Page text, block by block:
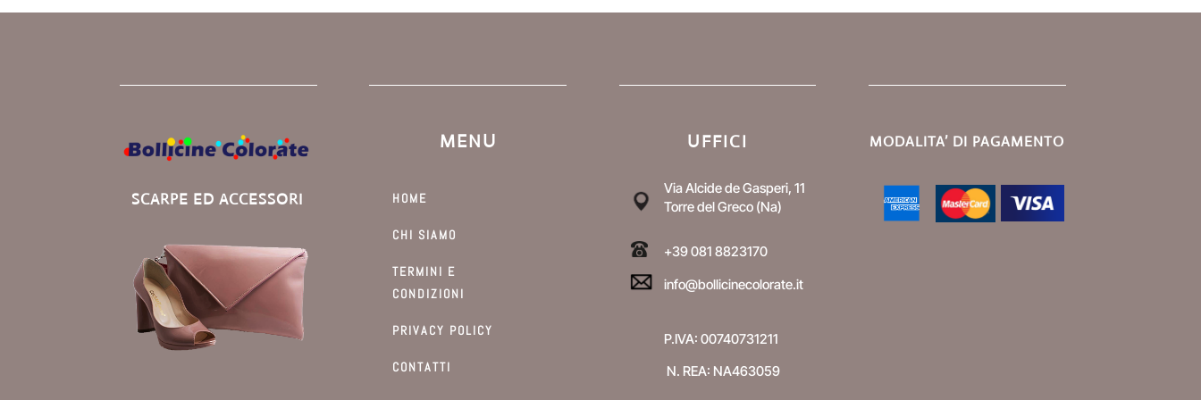
SCARPE ED ACCESSORI
MENU
HOME
CHI SIAMO
TERMINI E
CONDIZIONI
PRIVACY POLICY
CONTATTI
UFFICI
Via Alcide de Gasperi, 11
Torre del Greco (Na)
+39 081 8823170
info@bollicinecolorate.it
P.IVA: 00740731211
N. REA: NA463059
MODALITA’ DI PAGAMENTO